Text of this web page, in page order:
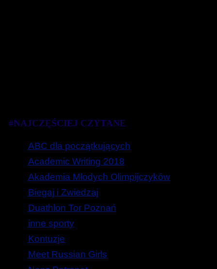
#NAJCZĘŚCIEJ CZYTANE
ABC dla początkujących
Academic Writing 2018
Akademia Młodych Olimpijczyków
Biegaj i Zwiedzaj
Duathlon Tor Poznań
inne sporty
Kontuzje
Meet Russian Girls